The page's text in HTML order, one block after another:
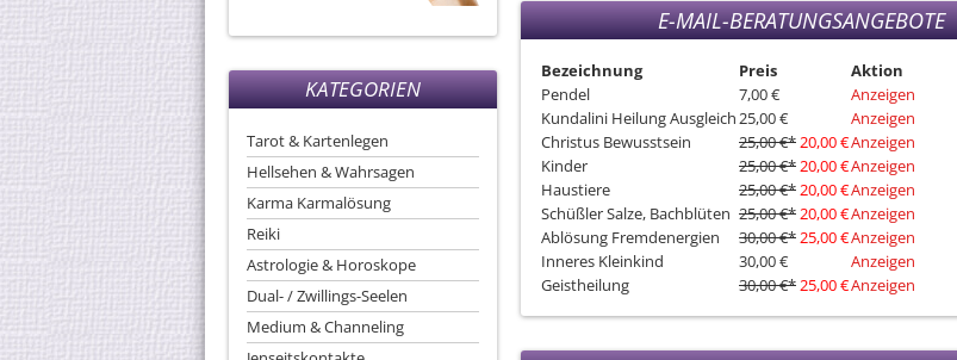
KATEGORIEN
Tarot & Kartenlegen
Hellsehen & Wahrsagen
Karma Karmalösung
Reiki
Astrologie & Horoskope
Dual- / Zwillings-Seelen
Medium & Channeling
E-MAIL-BERATUNGSANGEBOTE
Bezeichnung Preis
Aktion
Pendel
7,00 €
Anzeigen
Kundalini Heilung Ausgleich25,00 €
Anzeigen
Christus Bewusstsein
25,00 €*20,00 €Anzeigen
Kinder
25,00 €*20,00 €Anzeigen
Haustiere
25,00 €*20,00 €Anzeigen
Schüßler Salze, Bachblüten 25,00 €*20,00 €Anzeigen
Ablösung Fremdenergien
30,00 €*25,00 €Anzeigen
Inneres Kleinkind
30,00 €
Anzeigen
Geistheilung
30,00 €*25,00 €Anzeigen